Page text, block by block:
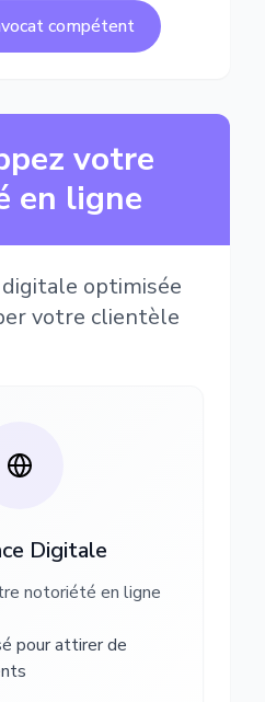
compétent
votre
en ligne
optimisée
votre clientèle
Digitale
notoriété en ligne
pour attirer de